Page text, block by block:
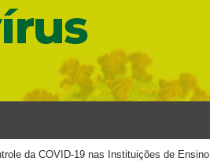
da COVID-19 nas Instituições de Ensino